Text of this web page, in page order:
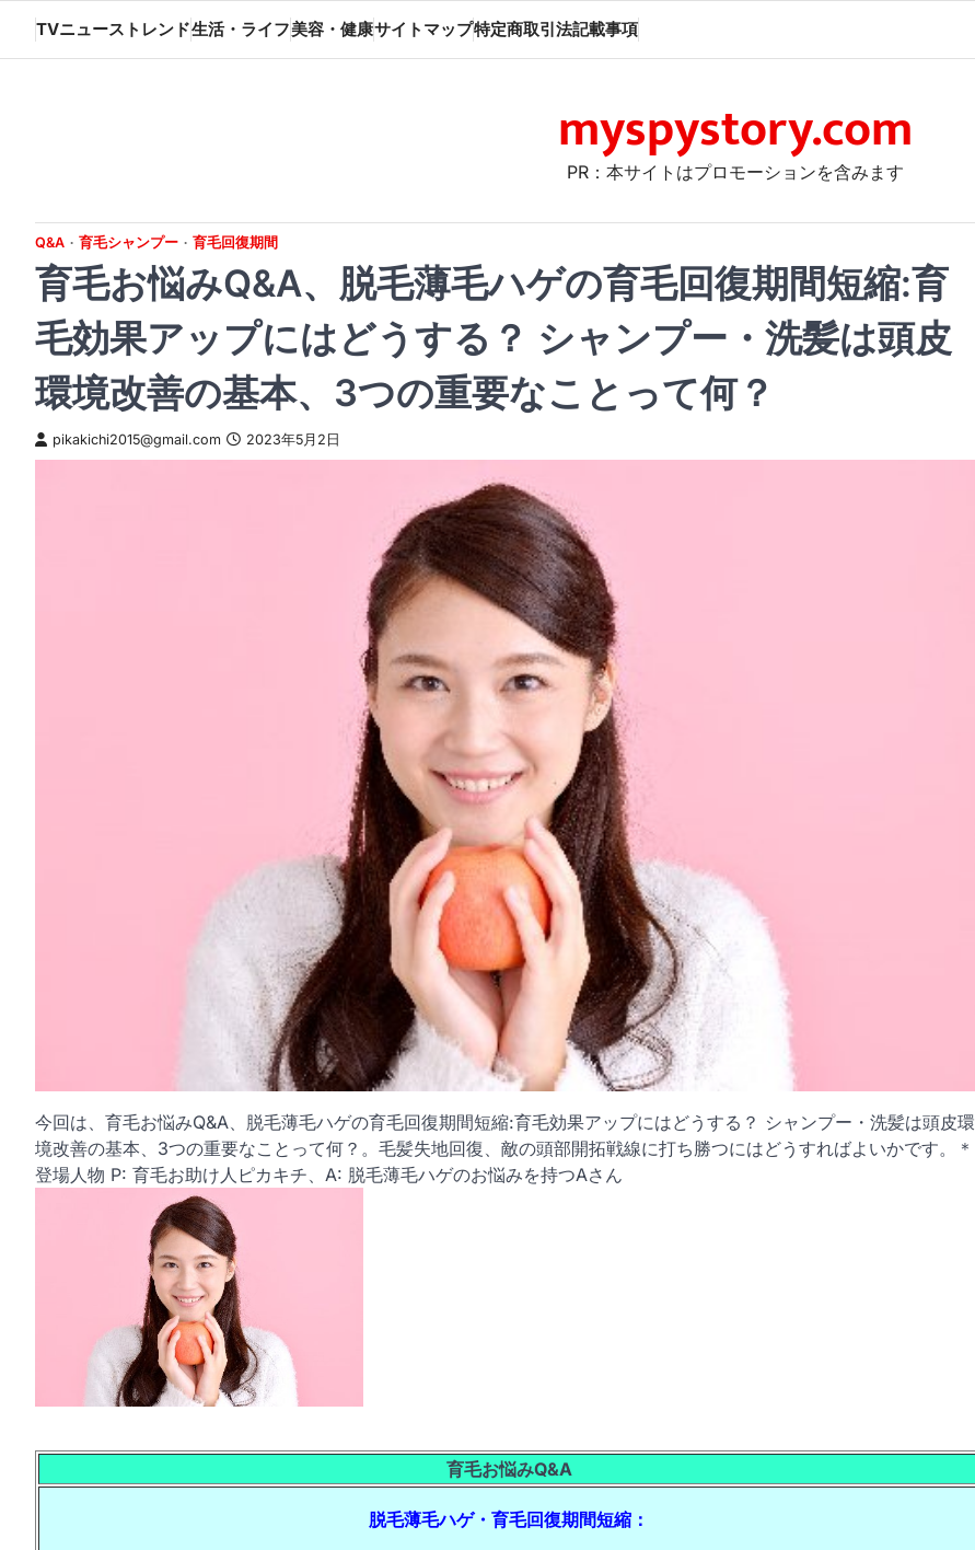
content
TVニューストレンド生活・ライフ美容・健康サイトマップ特定商取引法記載事項
myspystory.com
PR：本サイトはプロモーションを含みます
Q&A 育毛シャンプー 育毛回復期間
育毛お悩みQ&A、脱毛薄毛ハゲの育毛回復期間短縮:育
毛効果アップにはどうする？ シャンプー・洗髪は頭皮
環境改善の基本、3つの重要なことって何？
pikakichi2015@gmail.com 2023年5月2日
今回は、育毛お悩みQ&A、脱毛薄毛ハゲの育毛回復期間短縮:育毛効果アップにはどうする？ シャンプー・洗髪は頭皮環
境改善の基本、3つの重要なことって何？。毛髪失地回復、敵の頭部開拓戦線に打ち勝つにはどうすればよいかです。＊
登場人物 P: 育毛お助け人ピカキチ、A: 脱毛薄毛ハゲのお悩みを持つAさん
育毛お悩みQ&A
脱毛薄毛ハゲ・育毛回復期間短縮：